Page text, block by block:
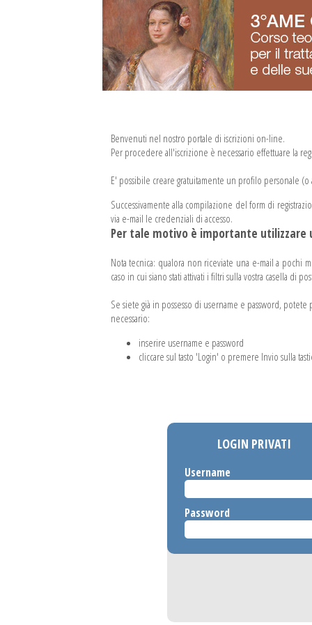
Benvenuti nel nostro portale di iscrizioni on-line.
Per procedere all'iscrizione è necessario effettuare la
E' possibile creare gratuitamente un profilo personale
Successivamente alla compilazione del form di
via e-mail le credenziali di accesso.
Per tale motivo è importante utilizzare
Nota tecnica: qualora non riceviate una e-mail a pochi
caso in cui siano stati attivati i filtri sulla vostra casella di
Se siete già in possesso di username e password,
necessario:
inserire username e password
cliccare sul tasto 'Login' o premere Invio sulla
LOGIN PRIVATI
Username
Password